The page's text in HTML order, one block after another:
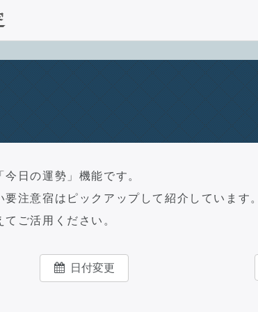
日の運勢」機能です。
注意宿はピックアップして紹介しています。
ご活用ください。
日付変更